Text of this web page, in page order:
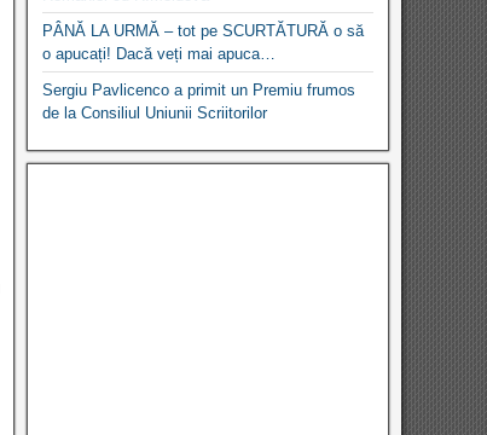
PÂNĂ LA URMĂ – tot pe SCURTĂTURĂ o să
o apucați! Dacă veți mai apuca…
Sergiu Pavlicenco a primit un Premiu frumos
de la Consiliul Uniunii Scriitorilor